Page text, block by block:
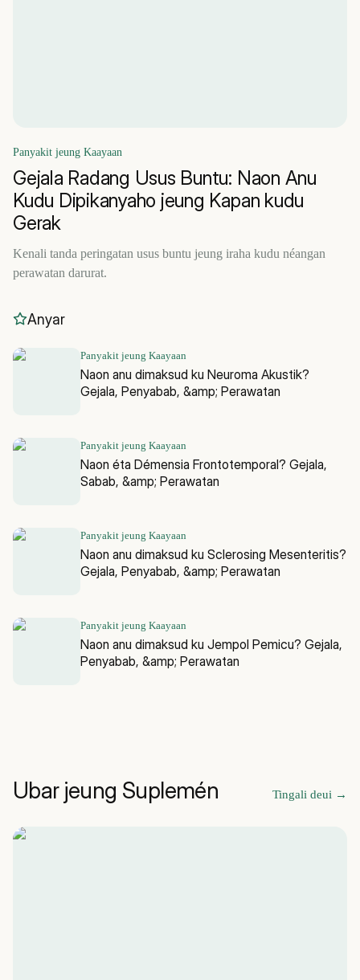
Panyakit jeung Kaayaan
Gejala Radang Usus Buntu: Naon Anu
Kudu Dipikanyaho jeung Kapan kudu
Gerak
Kenali tanda peringatan usus buntu jeung iraha kudu néangan
perawatan darurat.
Anyar
Panyakit jeung Kaayaan
Naon anu dimaksud ku Neuroma Akustik?
Gejala, Penyabab, &amp; Perawatan
Panyakit jeung Kaayaan
Naon éta Démensia Frontotemporal? Gejala,
Sabab, &amp; Perawatan
Panyakit jeung Kaayaan
Naon anu dimaksud ku Sclerosing Mesenteritis?
Gejala, Penyabab, &amp; Perawatan
Panyakit jeung Kaayaan
Naon anu dimaksud ku Jempol Pemicu? Gejala,
Penyabab, &amp; Perawatan
Ubar jeung Suplemén Tingali deui →